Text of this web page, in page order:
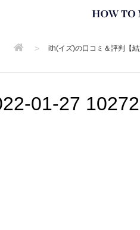
> ith(イズ)の口コミ＆評判【
01-27